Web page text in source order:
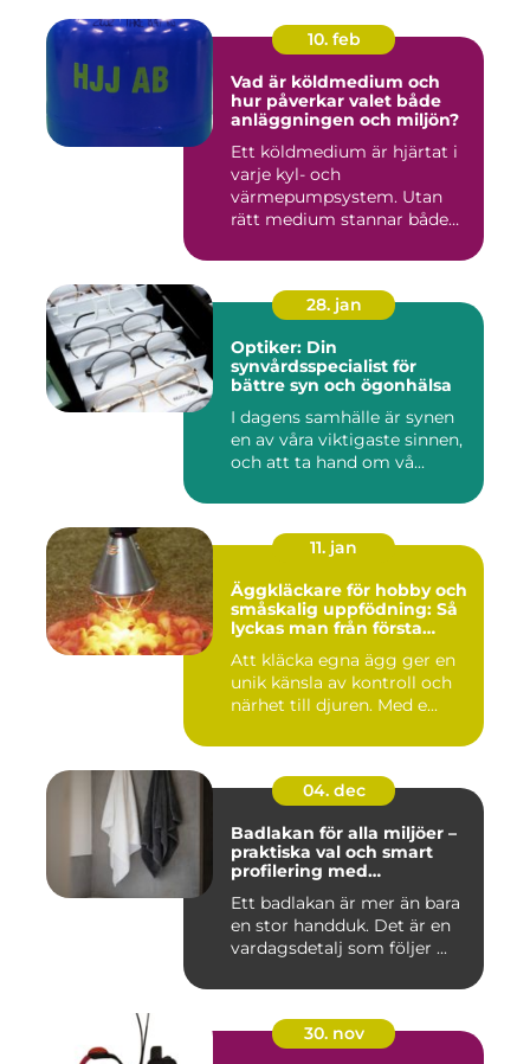
10. feb
Vad är köldmedium och
hur påverkar valet både
anläggningen och miljön?
Ett köldmedium är hjärtat i
varje kyl- och
värmepumpsystem. Utan
rätt medium stannar både
28. jan
Optiker: Din
synvårdsspecialist för
bättre syn och ögonhälsa
I dagens samhälle är synen
en av våra viktigaste sinnen,
och att ta hand om vå...
11. jan
Äggkläckare för hobby och
småskalig uppfödning: Så
lyckas man från första
Att kläcka egna ägg ger en
unik känsla av kontroll och
närhet till djuren. Med e...
04. dec
Badlakan för alla miljöer –
praktiska val och smart
profilering med
Ett badlakan är mer än bara
en stor handduk. Det är en
vardagsdetalj som följer ...
30. nov